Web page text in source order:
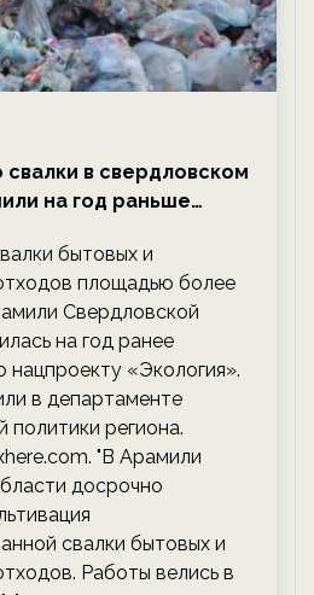
свалки в свердловском
на год раньше
бытовых и
площадью более
Свердловской
на год ранее
нацпроекту «Экология».
в департаменте
региона.
"В Арамили
досрочно
свалки бытовых и
Работы велись в